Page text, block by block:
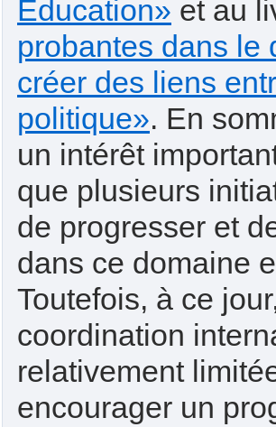
Education» et au
probantes dans le
créer des liens
politique». En
un intérêt
que plusieurs
de progresser et
dans ce domaine
Toutefois, à ce
coordination
relativement
encourager un